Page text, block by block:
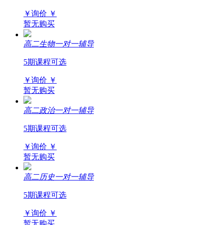
￥询价 ￥
暂无购买
高二生物一对一辅导
5期课程可选
￥询价 ￥
暂无购买
高二政治一对一辅导
5期课程可选
￥询价 ￥
暂无购买
高二历史一对一辅导
5期课程可选
￥询价 ￥
暂无购买